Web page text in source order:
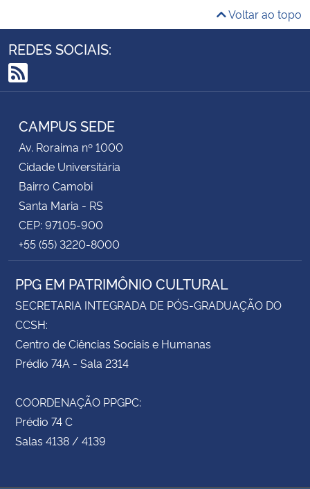
Voltar ao topo
REDES SOCIAIS:
RSS
CAMPUS SEDE
Av. Roraima nº 1000
Cidade Universitária
Bairro Camobi
Santa Maria - RS
CEP: 97105-900
+55 (55) 3220-8000
PPG EM PATRIMÔNIO CULTURAL
SECRETARIA INTEGRADA DE PÓS-GRADUAÇÃO DO
CCSH:
Centro de Ciências Sociais e Humanas
Prédio 74A - Sala 2314
COORDENAÇÃO PPGPC:
Prédio 74 C
Salas 4138 / 4139